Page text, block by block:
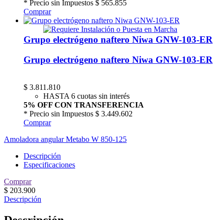
* Precio sin Impuestos $ 565.855
Comprar
Grupo electrógeno naftero Niwa GNW-103-ER
Grupo electrógeno naftero Niwa GNW-103-ER
$ 3.811.810
HASTA 6 cuotas sin interés
5% OFF CON TRANSFERENCIA
* Precio sin Impuestos $ 3.449.602
Comprar
Amoladora angular Metabo W 850-125
Descripción
Especificaciones
Comprar
$ 203.900
Descripción